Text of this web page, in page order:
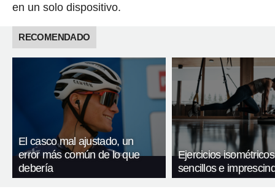
en un solo dispositivo.
RECOMENDADO
El casco mal ajustado, un
error más común de lo que
debería
Ejercicios
sencillos e